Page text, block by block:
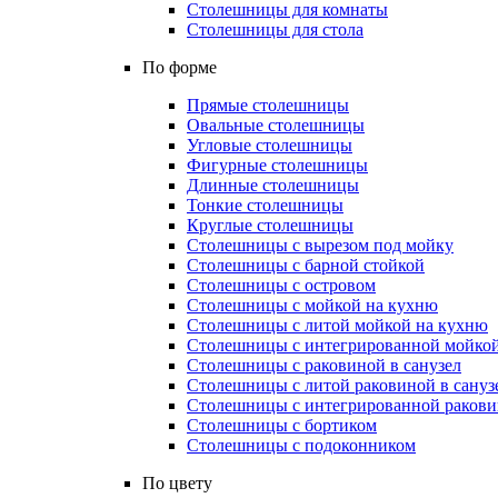
Столешницы для комнаты
Столешницы для стола
По форме
Прямые столешницы
Овальные столешницы
Угловые столешницы
Фигурные столешницы
Длинные столешницы
Тонкие столешницы
Круглые столешницы
Столешницы с вырезом под мойку
Столешницы с барной стойкой
Столешницы с островом
Столешницы с мойкой на кухню
Столешницы с литой мойкой на кухню
Столешницы с интегрированной
Столешницы с раковиной в санузел
Столешницы с литой раковиной в
Столешницы с интегрированной
Столешницы с бортиком
Столешницы с подоконником
По цвету